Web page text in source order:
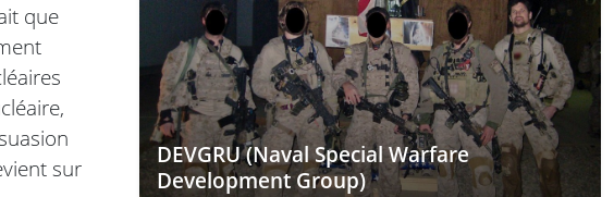
que
sur
DEVGRU (Naval Special Warfare
Development Group)